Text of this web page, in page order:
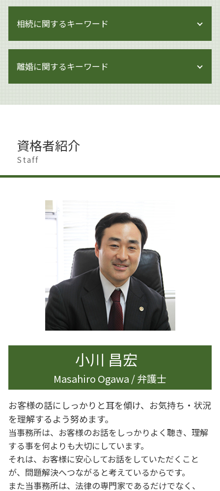
著作権 注意書き 例文
著作権 知的財産権 違い
著作権侵害
著作権 訴訟
著作権侵害 知らずに
著作権とは 画像
著作権 対象外
著作権 著作隣接権 違い
著作権とは 音楽
著作権侵害 どこから
著作権 著作者人格権 違い
著作権侵害 時効
内部管理体制 見直し
企業法務 世田谷区
上場準備
企業法務 雇用契約
事業承継 変更契約
企業法務 会社法
企業法務 契約審査
モンスター社員 解雇
企業法務 改正
企業法務 労働
企業法務 課題
企業法務 労働法
相続に関するキーワード
遺産分割 相手方 認知症
相続 相談
相続 申告不要
相続 手続き
遺産分割 兄弟
相続 生前対策 預金
遺留分 侵害
相続 贈与 生前対策
相続 遺産分割協議書
相続 スケジュール
相続 進め方
土地 生前対策
離婚に関するキーワード
離婚 浮気 慰謝料
離婚 慰謝料 理由
離婚 男 不利
離婚調停 期間
離婚準備 男
離婚 慰謝料 モラハラ
離婚調停 別居
離婚 会社 手続き
離婚 大田区
離婚 慰謝料 払わない
離婚 世田谷区
資格者紹介
Staff
小川 昌宏
Masahiro Ogawa / 弁護士
お客様の話にしっかりと耳を傾け、お気持ち・状況
を理解するよう努めます。
当事務所は、お客様のお話をしっかりよく聴き、理解
する事を何よりも大切にしています。
それは、お客様に安心してお話をしていただくこと
が、問題解決へつながると考えているからです。
また当事務所は、法律の専門家であるだけでなく、